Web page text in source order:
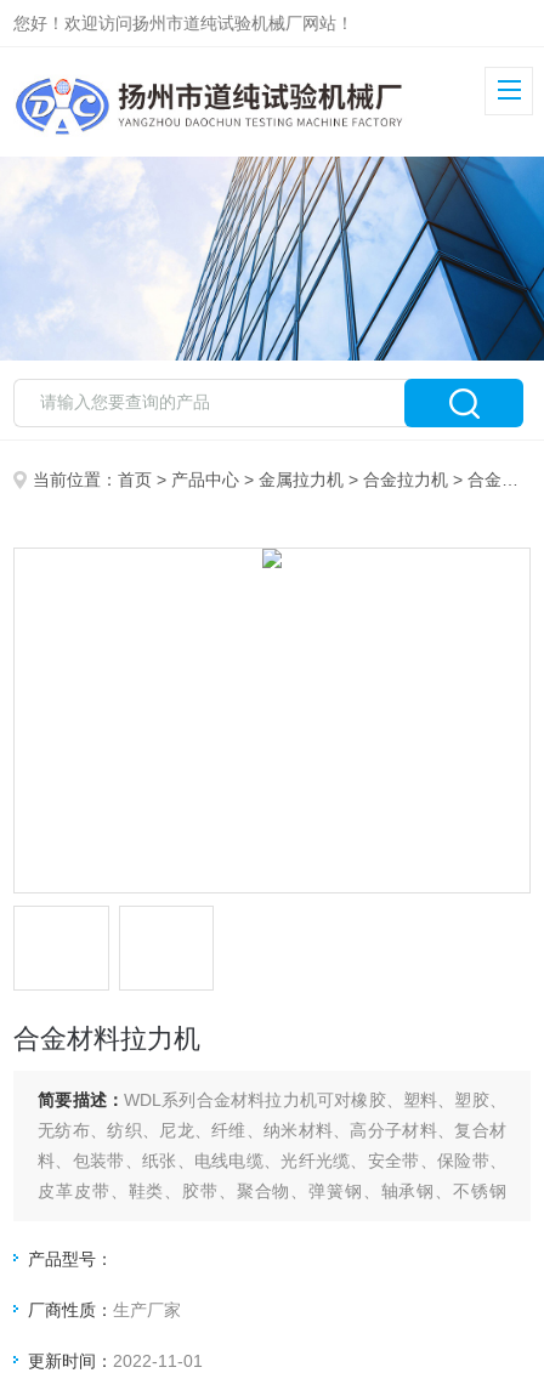
您好！欢迎访问扬州市道纯试验机械厂网站！
当前位置：首页 > 产品中心 >金属拉力机 >合金拉力机 > 合金材料拉力机
合金材料拉力机
简要描述：WDL系列合金材料拉力机可对橡胶、塑料、塑胶、
无纺布、纺织、尼龙、纤维、纳米材料、高分子材料、复合材
料、包装带、纸张、电线电缆、光纤光缆、安全带、保险带、
皮革皮带、鞋类、胶带、聚合物、弹簧钢、轴承钢、不锈钢
部件、合金材料及其它非金属材料和金属材料进行拉伸、压
力、延伸伸长率等试
产品型号：
厂商性质：生产厂家
更新时间： 2022-11-01